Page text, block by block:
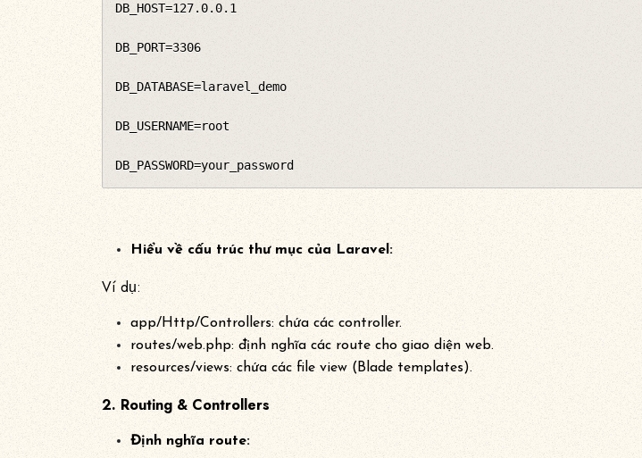
DB_HOST=127.0.0.1
DB_PORT=3306
DB_DATABASE=laravel_demo
DB_USERNAME=root
DB_PASSWORD=your_password
Hiểu về cấu trúc thư mục của Laravel:
Ví dụ:
app/Http/Controllers: chứa các controller.
routes/web.php: định nghĩa các route cho giao diện web.
resources/views: chứa các file view (Blade templates).
2. Routing & Controllers
Định nghĩa route: